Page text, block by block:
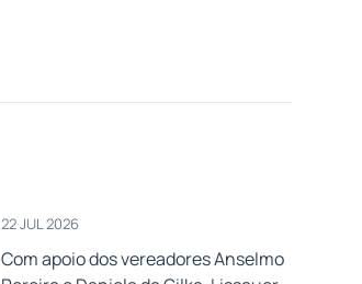
22 JUL 2026
Com apoio dos vereadores Anselmo